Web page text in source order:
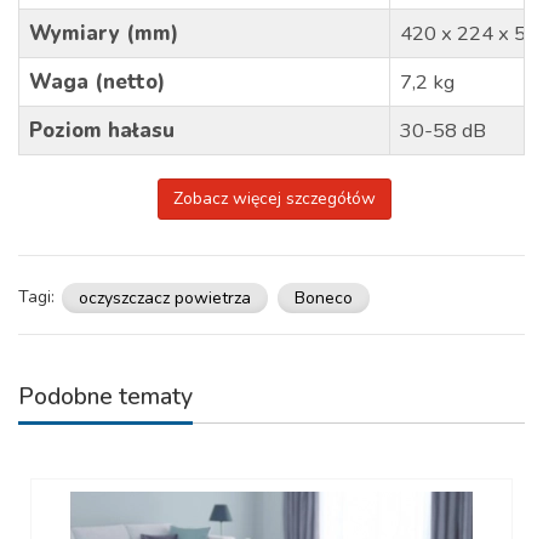
Wymiary (mm)
420 x 224 x
Waga (netto)
7,2 kg
Poziom hałasu
30-58 dB
Zobacz więcej szczegółów
Tagi: oczyszczacz powietrza Boneco
Podobne tematy